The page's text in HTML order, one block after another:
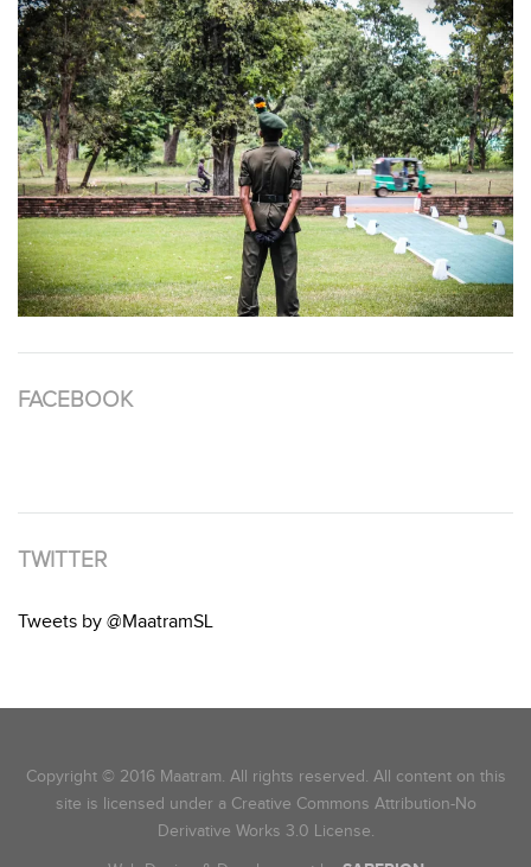
FACEBOOK
TWITTER
Tweets by @MaatramSL
Copyright © 2016 Maatram. All rights reserved. All content on this
site is licensed under a Creative Commons Attribution-No
Derivative Works 3.0 License.